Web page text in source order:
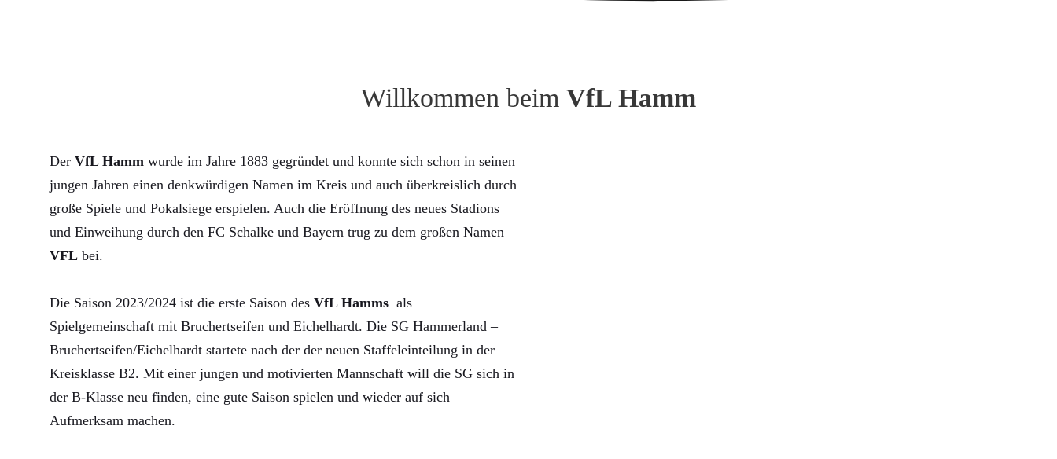
Willkommen beim VfL Hamm
Der VfL Hamm wurde im Jahre 1883 gegründet und konnte sich schon in seinen
jungen Jahren einen denkwürdigen Namen im Kreis und auch überkreislich durch
große Spiele und Pokalsiege erspielen. Auch die Eröffnung des neues Stadions
und Einweihung durch den FC Schalke und Bayern trug zu dem großen Namen
VFL bei.
Die Saison 2023/2024 ist die erste Saison des VfL Hamms als
Spielgemeinschaft mit Bruchertseifen und Eichelhardt. Die SG Hammerland –
Bruchertseifen/Eichelhardt startete nach der der neuen Staffeleinteilung in der
Kreisklasse B2. Mit einer jungen und motivierten Mannschaft will die SG sich in
der B-Klasse neu finden, eine gute Saison spielen und wieder auf sich
Aufmerksam machen.